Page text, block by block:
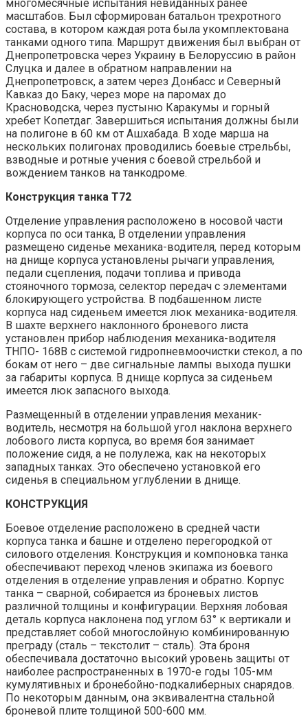
многомесячные испытания невиданных ранее
масштабов. Был сформирован батальон трехротного
состава, в котором каждая рота была укомплектована
танками одного типа. Маршрут движения был выбран от
Днепропетровска через Украину в Белоруссию в район
Слуцка и далее в обратном направлении на
Днепропетровск, а затем через Донбасс и Северный
Кавказ до Баку, через море на паромах до
Красноводска, через пустыню Каракумы и горный
хребет Копетдаг. Завершиться испытания должны были
на полигоне в 60 км от Ашхабада. В ходе марша на
нескольких полигонах проводились боевые стрельбы,
взводные и ротные учения с боевой стрельбой и
вождением танков на танкодроме.
Конструкция танка Т72
Отделение управления расположено в носовой части
корпуса по оси танка, В отделении управления
размещено сиденье механика-водителя, перед которым
на днище корпуса установлены рычаги управления,
педали сцепления, подачи топлива и привода
стояночного тормоза, селектор передач с элементами
блокирующего устройства. В подбашенном листе
корпуса над сиденьем имеется люк механика-водителя.
В шахте верхнего наклонного броневого листа
установлен прибор наблюдения механика-водителя
ТНПО- 168В с системой гидропневмоочистки стекол, а по
бокам от него – две сигнальные лампы выхода пушки
за габариты корпуса. В днище корпуса за сиденьем
имеется люк запасного выхода.
Размещенный в отделении управления механик-
водитель, несмотря на большой угол наклона верхнего
лобового листа корпуса, во время боя занимает
положение сидя, а не полулежа, как на некоторых
западных танках. Это обеспечено установкой его
сиденья в специальном углублении в днище.
КОНСТРУКЦИЯ
Боевое отделение расположено в средней части
корпуса танка и башне и отделено перегородкой от
силового отделения. Конструкция и компоновка танка
обеспечивают переход членов экипажа из боевого
отделения в отделение управления и обратно. Корпус
танка – сварной, собирается из броневых листов
различной толщины и конфигурации. Верхняя лобовая
деталь корпуса наклонена под углом 63° к вертикали и
представляет собой многослойную комбинированную
преграду (сталь – текстолит – сталь). Эта броня
обеспечивала достаточно высокий уровень защиты от
наиболее распространенных в 1970-е годы 105-мм
кумулятивных и бронебойно-подкалиберных снарядов.
По некоторым данным, она эквивалентна стальной
броневой плите толщиной 500-600 мм.